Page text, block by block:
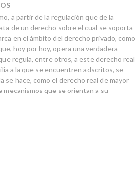
a partir de la regulación que de la
de un derecho sobre el cual se soporta
en el ámbito del derecho privado,
hoy por hoy, opera una verdadera
regula, entre otros, a este derecho real.
a la que se encuentren adscritos, se
se hace, como el derecho real de mayor
mecanismos que se orientan a su